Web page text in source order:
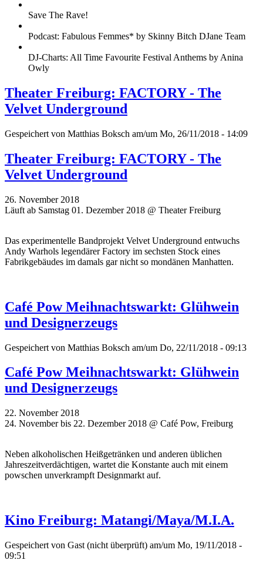
Save The Rave!
Podcast: Fabulous Femmes* by Skinny Bitch DJane Team
DJ-Charts: All Time Favourite Festival Anthems by Anina
Owly
Theater Freiburg: FACTORY - The
Velvet Underground
Gespeichert von Matthias Boksch am/um Mo, 26/11/2018 - 14:09
Theater Freiburg: FACTORY - The
Velvet Underground
26. November 2018
Läuft ab Samstag 01. Dezember 2018 @ Theater Freiburg
Das experimentelle Bandprojekt Velvet Underground entwuchs
Andy Warhols legendärer Factory im sechsten Stock eines
Fabrikgebäudes im damals gar nicht so mondänen Manhatten.
Café Pow Meihnachtswarkt: Glühwein
und Designerzeugs
Gespeichert von Matthias Boksch am/um Do, 22/11/2018 - 09:13
Café Pow Meihnachtswarkt: Glühwein
und Designerzeugs
22. November 2018
24. November bis 22. Dezember 2018 @ Café Pow, Freiburg
Neben alkoholischen Heißgetränken und anderen üblichen
Jahreszeitverdächtigen, wartet die Konstante auch mit einem
powschen unverkrampft Designmarkt auf.
Kino Freiburg: Matangi/Maya/M.I.A.
Gespeichert von Gast (nicht überprüft) am/um Mo, 19/11/2018 -
09:51